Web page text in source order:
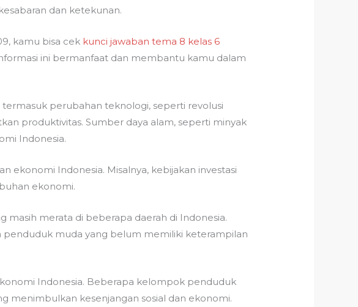
dan ketekunan.
kamu bisa cek kunci jawaban tema 8 kelas 6
ini bermanfaat dan membantu kamu dalam
perubahan teknologi, seperti revolusi
produktivitas. Sumber daya alam, seperti minyak
Indonesia.
Indonesia. Misalnya, kebijakan investasi
ekonomi.
masih merata di beberapa daerah di Indonesia.
muda yang belum memiliki keterampilan
Indonesia. Beberapa kelompok penduduk
menimbulkan kesenjangan sosial dan ekonomi.